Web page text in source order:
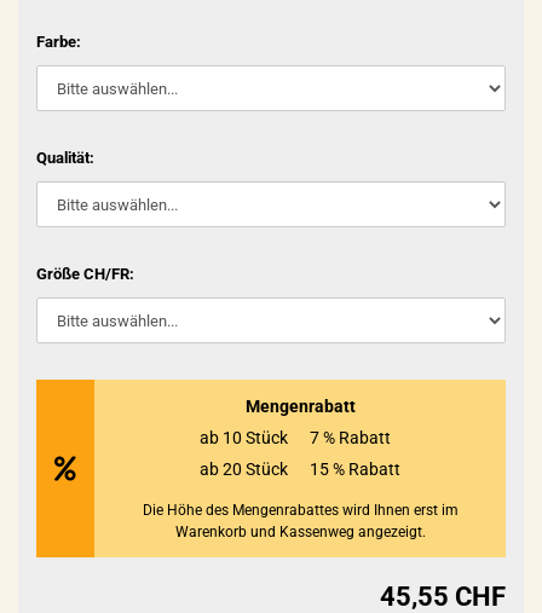
Farbe:
Qualität:
Größe CH/FR:
Mengenrabatt
ab 10 Stück
7 % Rabatt
ab 20 Stück
15 % Rabatt
Die Höhe des Mengenrabattes wird Ihnen erst im
Warenkorb und Kassenweg angezeigt.
45,55 CHF